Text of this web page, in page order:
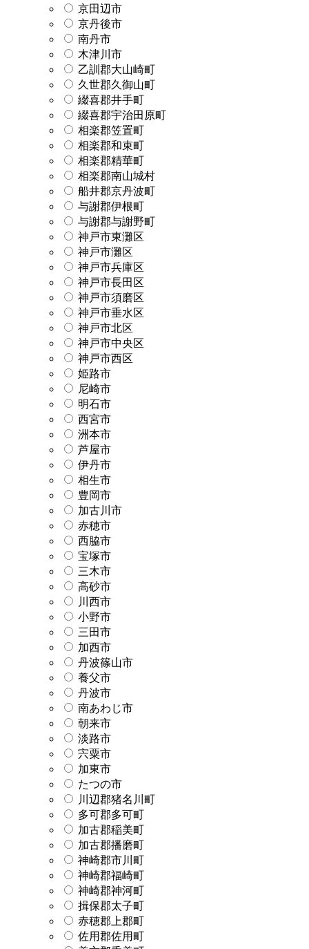
京田辺市
京丹後市
南丹市
木津川市
乙訓郡大山崎町
久世郡久御山町
綴喜郡井手町
綴喜郡宇治田原町
相楽郡笠置町
相楽郡和束町
相楽郡精華町
相楽郡南山城村
船井郡京丹波町
与謝郡伊根町
与謝郡与謝野町
神戸市東灘区
神戸市灘区
神戸市兵庫区
神戸市長田区
神戸市須磨区
神戸市垂水区
神戸市北区
神戸市中央区
神戸市西区
姫路市
尼崎市
明石市
西宮市
洲本市
芦屋市
伊丹市
相生市
豊岡市
加古川市
赤穂市
西脇市
宝塚市
三木市
高砂市
川西市
小野市
三田市
加西市
丹波篠山市
養父市
丹波市
南あわじ市
朝来市
淡路市
宍粟市
加東市
たつの市
川辺郡猪名川町
多可郡多可町
加古郡稲美町
加古郡播磨町
神崎郡市川町
神崎郡福崎町
神崎郡神河町
揖保郡太子町
赤穂郡上郡町
佐用郡佐用町